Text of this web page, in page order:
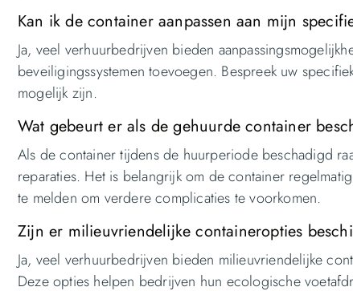
Kan ik de container aanpassen aan mijn
Ja, veel verhuurbedrijven bieden
beveiligingssystemen toevoegen. Bespreek uw
mogelijk zijn.
Wat gebeurt er als de gehuurde container
Als de container tijdens de huurperiode beschadigd
reparaties. Het is belangrijk om de container
te melden om verdere complicaties te voorkomen.
Zijn er milieuvriendelijke containeropties
Ja, veel verhuurbedrijven bieden milieuvriendelijke
Deze opties helpen bedrijven hun ecologische